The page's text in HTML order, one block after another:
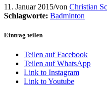
11. Januar 2015/von Christian
Schlagworte: Badminton
Eintrag teilen
Teilen auf Facebook
Teilen auf WhatsApp
Link to Instagram
Link to Youtube